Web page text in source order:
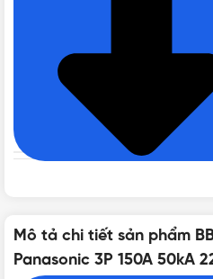
DÒNG SẢN PHẨM
ĐIỆN ÁP ĐỊNH MỨC
Mô tả chi tiết sản phẩm
Panasonic 3P 150A 50kA